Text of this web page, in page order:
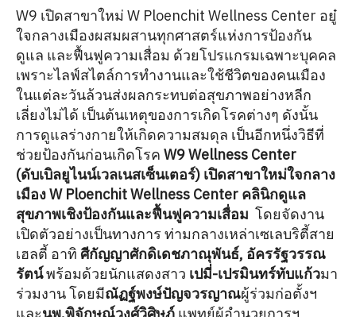
W9 เปิดสาขาใหม่ W Ploenchit Wellness Center อยู๋
ใจกลางเมืองผสมผสานทุกศาสตร์แห่งการป้องกัน
ดูแล และฟื้นฟูความเสื่อม ด้วยโปรแกรมเฉพาะบุคคล
เพราะไลฟ์สไตล์การทำงานและใช้ชีวิตของคนเมือง
ในแต่ละวันล้วนส่งผลกระทบต่อสุขภาพอย่างหลีก
เลี่ยงไม่ได้ เป็นต้นเหตุของการเกิดโรคต่างๆ ดังนั้น
การดูแลร่างกายให้เกิดความสมดุล เป็นอีกหนึ่งวิธีที่
ช่วยป้องกันก่อนเกิดโรค W9 Wellness Center
(ดับเบิลยูไนน์เวลเนสเซ็นเตอร์) เปิดสาขาใหม่ใจกลาง
เมือง W Ploenchit Wellness Center คลินิกดูแล
สุขภาพเชิงป้องกันและฟื้นฟูความเสื่อม โดยจัดงาน
เปิดตัวอย่างเป็นทางการ ท่ามกลางเหล่าเซเลบริตี้สาย
เฮลตี้ อาทิ ศีกัญญาศักดิเดชภาณุพันธ์, อัครรัฐวรรณ
รัตน์พร้อมด้วยนักแสดงสาว เปมี่-เปรมินทร์ทับแก้วมา
ร่วมงาน โดยมีณัฏฐ์พงษ์ปัญจวรญาณผู้ร่วมก่อตั้งฯ